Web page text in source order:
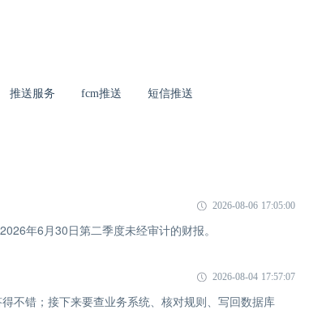
推送服务 fcm推送 短信推送
2026-08-06 17:05:00
年6月30日第二季度未经审计的财报。
2026-08-04 17:57:07
不错；接下来要查业务系统、核对规则、写回数据库